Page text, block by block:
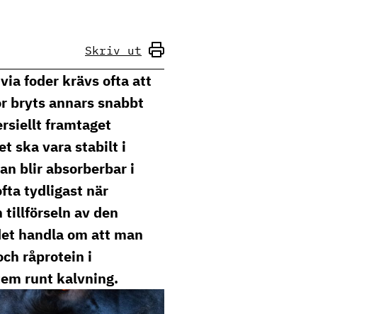
Skriv ut
foder krävs ofta att
bryts annars snabbt
framtaget
ska vara stabilt i
blir absorberbar i
tydligast när
tillförseln av den
handla om att man
råprotein i
runt kalvning.